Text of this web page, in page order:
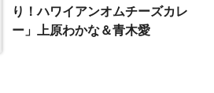
り！ハワイアンオムチーズカレ
ー」上原わかな＆青木愛